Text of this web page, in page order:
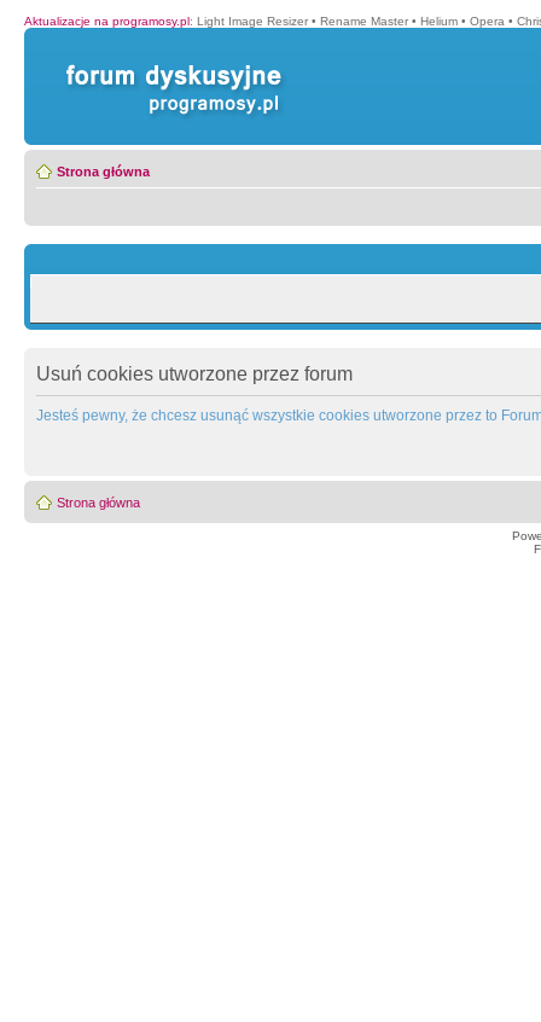
Aktualizacje na programosy.pl: Light Image Resizer • Rename Master • Helium • Opera •
Strona główna
Usuń cookies utworzone przez forum
Jesteś pewny, że chcesz usunąć wszystkie cookies utworzone przez to
Strona główna